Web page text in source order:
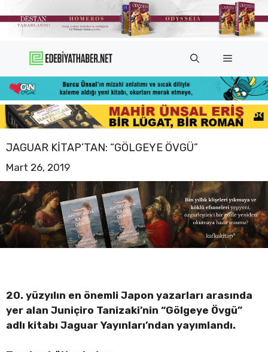
atla
Menü
JAGUAR KITAP’TAN: “GÖLGEYE ÖVGÜ”
Mart 26, 2019
20. yüzyılın en önemli Japon yazarları arasında
yer alan Juniçiro Tanizaki’nin “Gölgeye Övgü”
adlı kitabı Jaguar Yayınları’ndan yayımlandı.